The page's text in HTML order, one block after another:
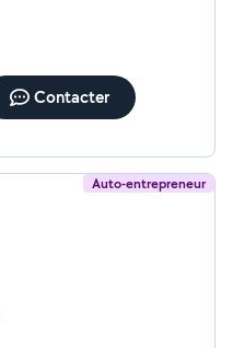
Contacter
Auto-entrepreneur